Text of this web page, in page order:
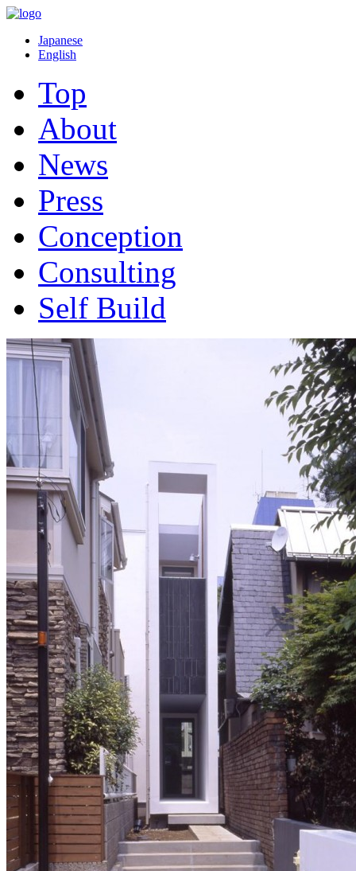
Japanese
English
Top
About
News
Press
Conception
Consulting
Self Build